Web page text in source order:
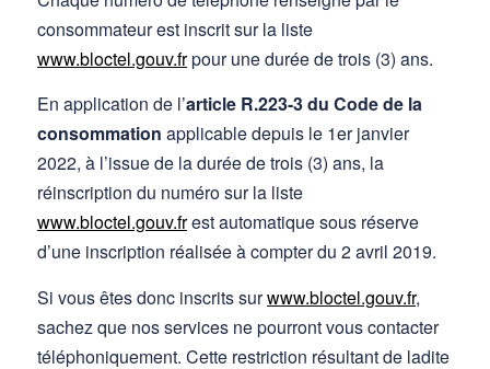
consommateur est inscrit sur la liste
www.bloctel.gouv.frpour une durée de trois (3) ans.
En application de l’article R.223-3 du Code de la
consommation applicable depuis le 1er janvier
2022, à l’issue de la durée de trois (3) ans, la
réinscription du numéro sur la liste
www.bloctel.gouv.frest automatique sous réserve
d’une inscription réalisée à compter du 2 avril 2019.
Si vous êtes donc inscrits surwww.bloctel.gouv.fr,
sachez que nos services ne pourront vous contacter
téléphoniquement. Cette restriction résultant de ladite